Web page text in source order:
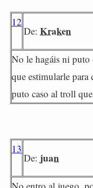
12
De: Kraken
No le hagáis ni puto
que estimularle
puto caso al troll
13
De: juan